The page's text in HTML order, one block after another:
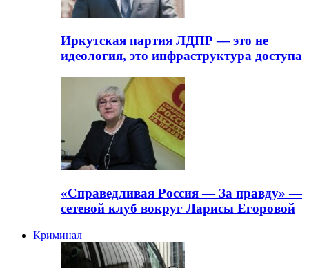
Иркутская партия ЛДПР — это не
идеология, это инфраструктура доступа
«Справедливая Россия — За правду» —
сетевой клуб вокруг Ларисы Егоровой
Криминал